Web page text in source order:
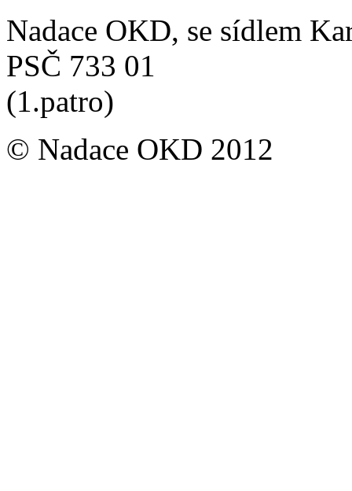
Nadace OKD, se sídlem
PSČ 733 01
(1.patro)
© Nadace OKD 2012